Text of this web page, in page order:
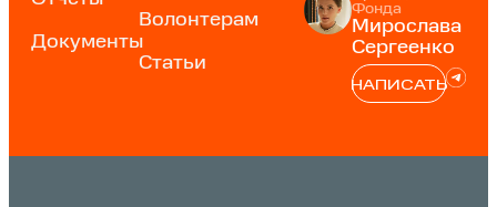
Документы
Волонтерам
Статьи
Фонда
Мирослава
Сергеенко
НАПИСАТЬ